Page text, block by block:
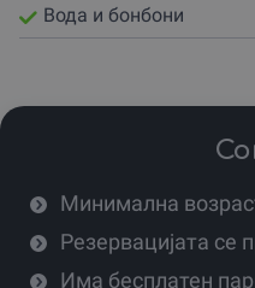
Вода и бонбони
Минимална
Резервацијата се
Има бесплатен